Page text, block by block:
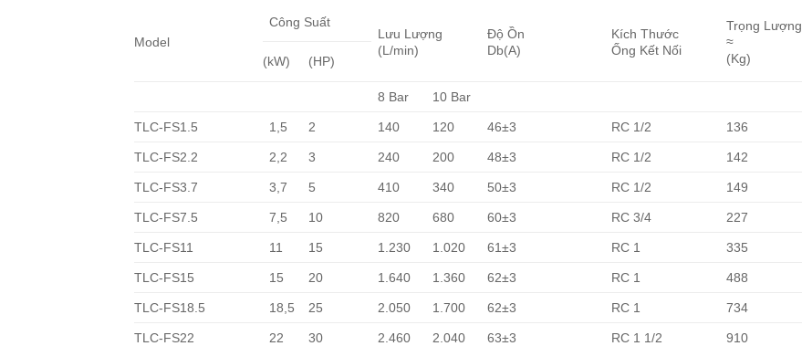
Model
Công Suất
Lưu Lượng
(L/min)
Độ Ồn
Db(A)
Kích Thước
Ống Kết Nối
Trọng Lượng
≈
(Kg)
(kW) (HP)
8 Bar 10 Bar
TLC-FS1.5 1,5 2 140 120 46±3 RC 1/2 136
TLC-FS2.2 2,2 3 240 200 48±3 RC 1/2 142
TLC-FS3.7 3,7 5 410 340 50±3 RC 1/2 149
TLC-FS7.5 7,5 10 820 680 60±3 RC 3/4 227
TLC-FS11 11 15 1.230 1.020 61±3 RC 1 335
TLC-FS15 15 20 1.640 1.360 62±3 RC 1 488
TLC-FS18.5 18,5 25 2.050 1.700 62±3 RC 1 734
TLC-FS22 22 30 2.460 2.040 63±3 RC 1 1/2 910